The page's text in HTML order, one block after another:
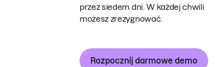
przez siedem dni. W każdej chwili
możesz zrezygnować.
Rozpocznij darmowe demo